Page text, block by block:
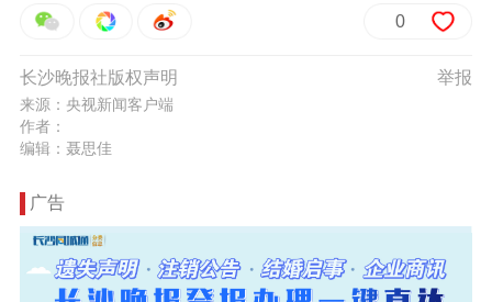
0
举报
长沙晚报社版权声明
来源：央视新闻客户端
作者：
编辑：聂思佳
广告